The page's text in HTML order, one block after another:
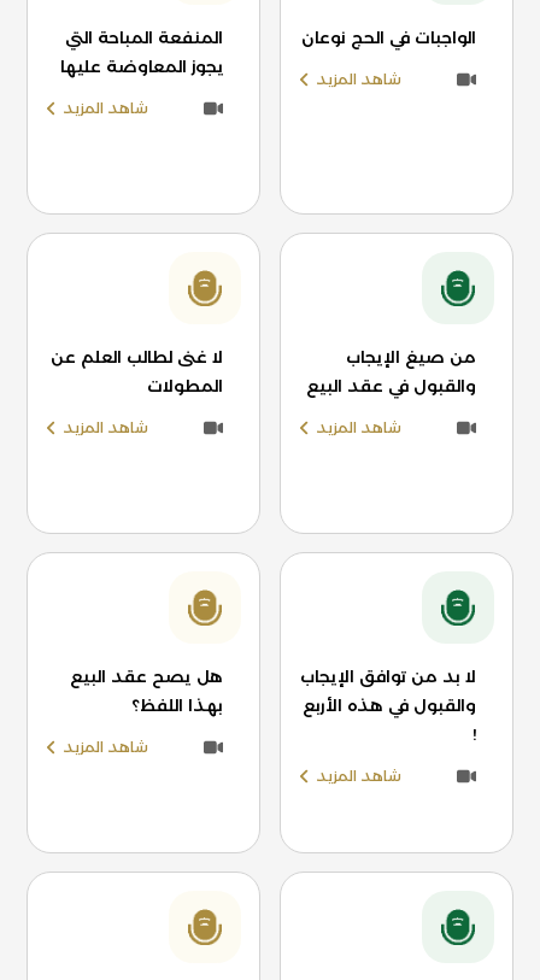
الواجبات في الحج نوعان
شاهد المزيد
المنفعة المباحة التي
يجوز المعاوضة عليها
شاهد المزيد
من صيغ الإيجاب
والقبول في عقد البيع
شاهد المزيد
لا غنى لطالب العلم عن
المطولات
شاهد المزيد
لا بد من توافق الإيجاب
والقبول في هذه الأربع
!
شاهد المزيد
هل يصح عقد البيع
بهذا اللفظ؟
شاهد المزيد